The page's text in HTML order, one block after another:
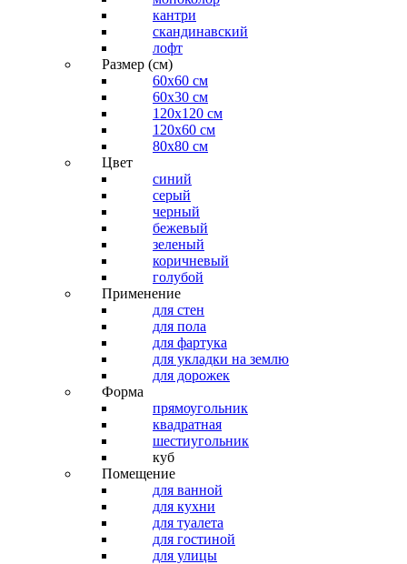
кантри
скандинавский
лофт
Размер (см)
60х60 см
60x30 см
120x120 см
120x60 см
80x80 см
Цвет
синий
серый
черный
бежевый
зеленый
коричневый
голубой
Применение
для стен
для пола
для фартука
для укладки на землю
для дорожек
Форма
прямоугольник
квадратная
шестиугольник
куб
Помещение
для ванной
для кухни
для туалета
для гостиной
для улицы